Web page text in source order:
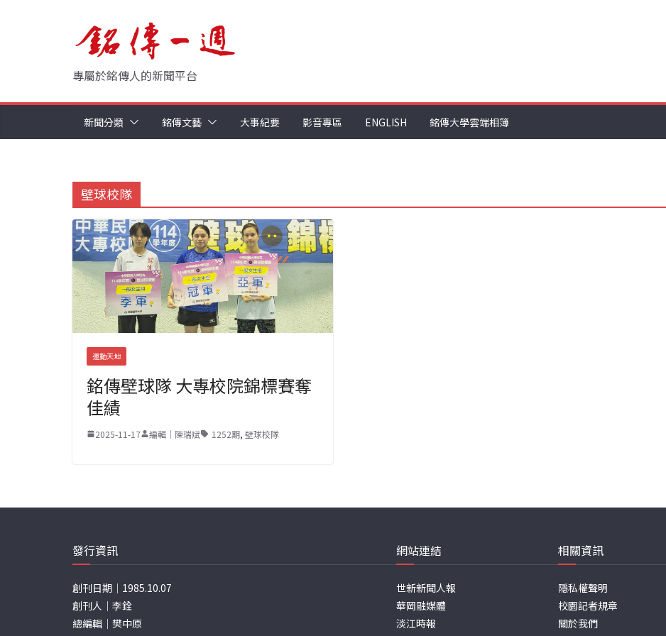
專屬於銘傳人的新聞平台
新聞分類 銘傳文藝 大事紀要 影音專區 ENGLISH 銘傳大學雲端相簿
壁球校隊
運動天地
銘傳壁球隊 大專校院錦標賽奪
佳績
2025-11-17 編輯｜陳瑞斌 1252期, 壁球校隊
發行資訊
創刊日期｜1985.10.07
創刊人｜李銓
總編輯｜樊中原
網站連結
世新新聞人報
華岡融媒體
淡江時報
相關資訊
隱私權聲明
校園記者規章
關於我們